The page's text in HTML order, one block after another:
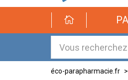
éco-
éco-
éco-parapharmacie.fr